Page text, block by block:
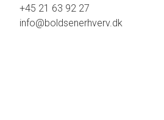
+45 21 63 92 27
info@boldsenerhverv.dk